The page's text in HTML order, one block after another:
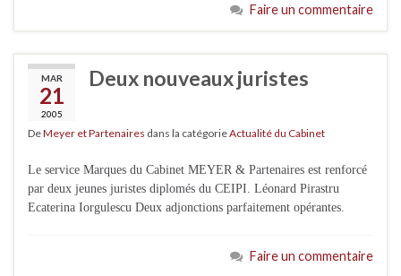
Faire un commentaire
MAR
21
2005
Deux nouveaux juristes
DeMeyer et Partenaires dans la catégorieActualité du Cabinet
Le service Marques du Cabinet MEYER & Partenaires est renforcé
par deux jeunes juristes diplomés du CEIPI. Léonard Pirastru
Ecaterina Iorgulescu Deux adjonctions parfaitement opérantes.
Faire un commentaire